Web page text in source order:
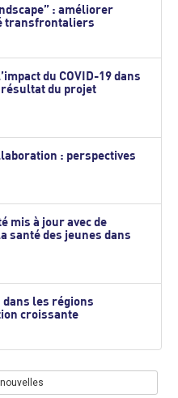
: améliorer
transfrontaliers
du COVID-19 dans
du projet
: perspectives
mis à jour avec de
santé des jeunes dans
dans les régions
croissante